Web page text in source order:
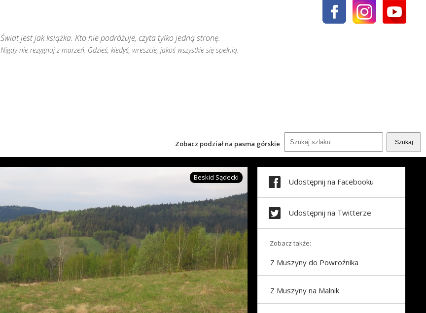
Świat jest jak książka. Kto nie podróżuje, czyta tylko jedną stronę.
Nigdy nie rezygnuj z marzeń. Gdzieś, kiedyś, wreszcie, jakoś wszystkie się spełnią.
Zobacz podział na pasma górskie
Beskid Sądecki Udostępnij na Facebooku
Udostępnij na Twitterze
Zobacz także:
Z Muszyny do Powroźnika
Z Muszyny na Malnik